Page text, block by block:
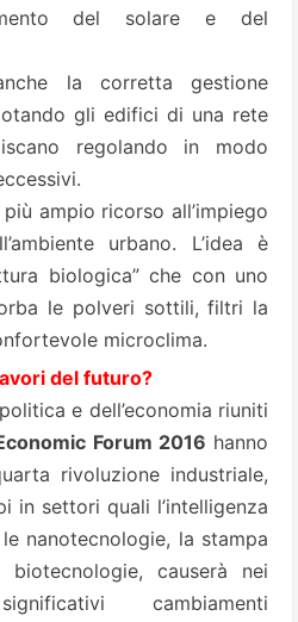
del solare e del
la corretta gestione
gli edifici di una rete
regolando in modo
ampio ricorso all’impiego
urbano. L’idea è
biologica” che con uno
le polveri sottili, filtri la
microclima.
del futuro?
e dell’economia riuniti
Forum 2016 hanno
rivoluzione industriale,
in settori quali l’intelligenza
nanotecnologie, la stampa
causerà nei
cambiamenti